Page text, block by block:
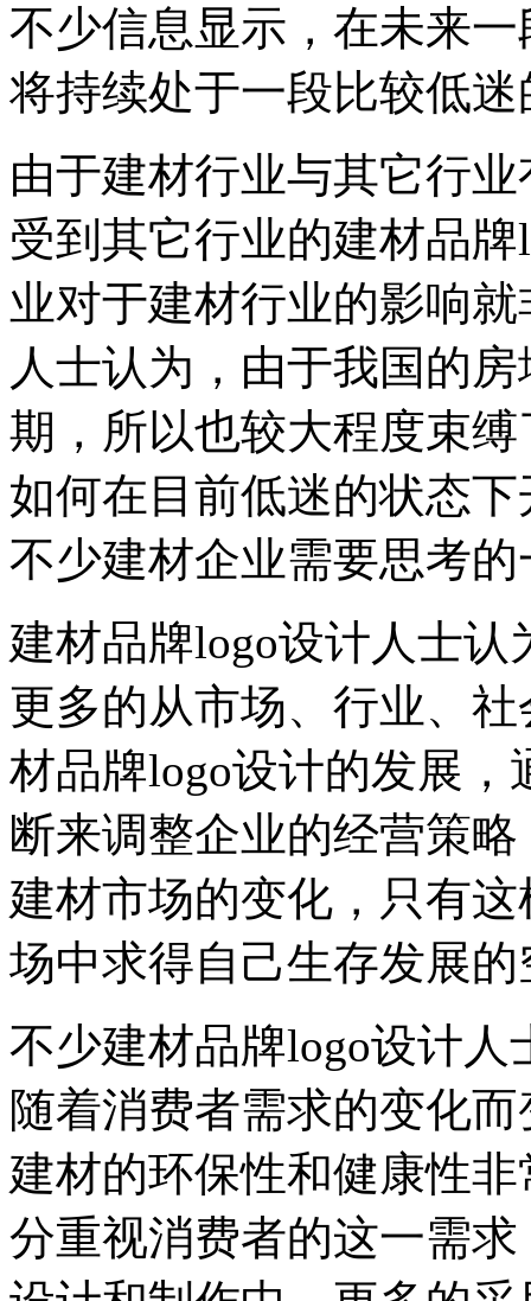
不少信息显示，在未来
将持续处于一段比较低
由于建材行业与其它行
受到其它行业的建材品
业对于建材行业的影响
人士认为，由于我国的
期，所以也较大程度束
如何在目前低迷的状态
不少建材企业需要思考
建材品牌logo设计人士
更多的从市场、行业、
材品牌logo设计的发展
断来调整企业的经营策
建材市场的变化，只有
场中求得自己生存发展的
不少建材品牌logo设计
随着消费者需求的变化
建材的环保性和健康性
分重视消费者的这一需